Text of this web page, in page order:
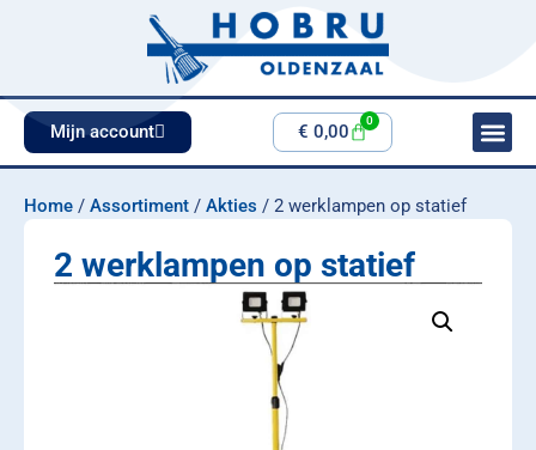
Mijn account € 0,00
0
Home / Assortiment / Akties / 2 werklampen op statief
2 werklampen op statief